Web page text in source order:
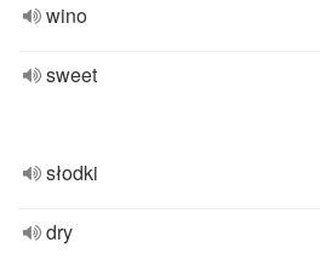
wino
sweet
słodki
dry